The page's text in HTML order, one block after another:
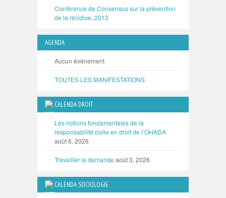
Conférence de Consensus sur la prévention
de la récidive, 2013
AGENDA
Aucun événement
TOUTES LES MANIFESTATIONS
CALENDA DROIT
Les notions fondamentales de la
responsabilité civile en droit de l’OHADA
août 6, 2026
Travailler la demande août 3, 2026
CALENDA SOCIOLOGIE